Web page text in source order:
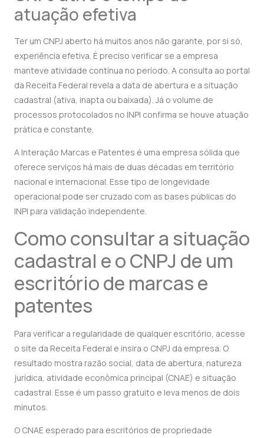
atuação efetiva
Ter um CNPJ aberto há muitos anos não garante, por si só,
experiência efetiva. É preciso verificar se a empresa
manteve atividade contínua no período. A consulta ao portal
da Receita Federal revela a data de abertura e a situação
cadastral (ativa, inapta ou baixada). Já o volume de
processos protocolados no INPI confirma se houve atuação
prática e constante.
A Interação Marcas e Patentes é uma empresa sólida que
oferece serviços há mais de duas décadas em território
nacional e internacional. Esse tipo de longevidade
operacional pode ser cruzado com as bases públicas do
INPI para validação independente.
Como consultar a situação
cadastral e o CNPJ de um
escritório de marcas e
patentes
Para verificar a regularidade de qualquer escritório, acesse
o site da Receita Federal e insira o CNPJ da empresa. O
resultado mostra razão social, data de abertura, natureza
jurídica, atividade econômica principal (CNAE) e situação
cadastral. Esse é um passo gratuito e leva menos de dois
minutos.
O CNAE esperado para escritórios de propriedade